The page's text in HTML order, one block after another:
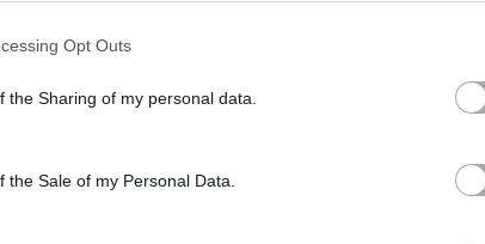
Opt Outs
the Sharing of my personal data.
the Sale of my Personal Data.